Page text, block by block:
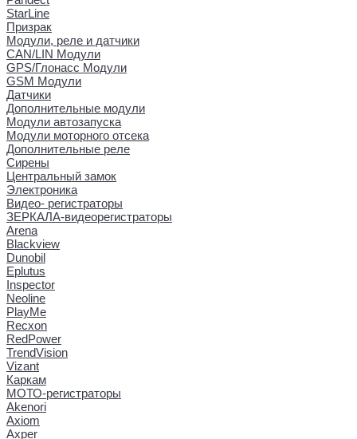
StarLine
Призрак
Модули, реле и датчики
CAN/LIN Модули
GPS/Глонасс Модули
GSM Модули
Датчики
Дополнительные модули
Модули автозапуска
Модули моторного отсека
Дополнительные реле
Сирены
Центральный замок
Электроника
Видео- регистраторы
ЗЕРКАЛА-видеорегистраторы
Arena
Blackview
Dunobil
Eplutus
Inspector
Neoline
PlayMe
Recxon
RedPower
TrendVision
Vizant
Каркам
МОТО-регистраторы
Akenori
Axiom
Axper